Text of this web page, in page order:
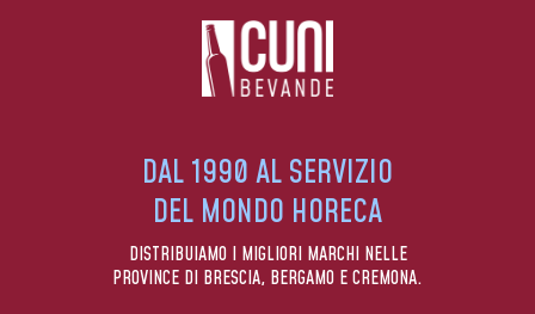
DAL 1990 AL SERVIZIO
DEL MONDO HORECA
DISTRIBUIAMO I MIGLIORI MARCHI NELLE
PROVINCE DI BRESCIA, BERGAMO E CREMONA.